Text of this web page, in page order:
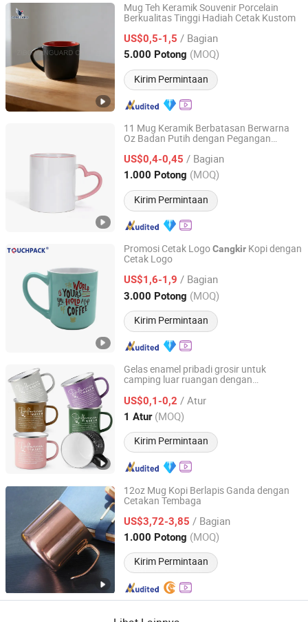
Mug Teh Keramik Souvenir Porcelain
Berkualitas Tinggi Hadiah Cetak Kustom
US$0,5-1,5 / Bagian
5.000 Potong (MOQ)
Kirim Permintaan
Zibo Vanguard Co.,Ltd
Shandong, China Harga mulai 2024
11 Mug Keramik Berbatasan Berwarna
Oz Badan Putih dengan Pegangan
untukCangkir Pasangan
US$0,4-0,45 / Bagian
1.000 Potong (MOQ)
Kirim Permintaan
Zibo Seefy Light Industrial Products Co., Ltd.
Shandong, China Harga mulai 2025
Promosi Cetak LogoCangkir Kopi dengan
Cetak Logo
US$1,6-1,9 / Bagian
3.000 Potong (MOQ)
Kirim Permintaan
Shanghai Touch Industrial Development Co., Ltd.
Shanghai, China Harga mulai 2010
Gelas enamel pribadi grosir untuk
camping luar ruangan dengan
US$0,1-0,2 / Atur
1 Atur (MOQ)
Kirim Permintaan
Xiamen Athome Household Products Co., Ltd.
Fujian, China Harga mulai 2025
12oz Mug Kopi Berlapis Ganda dengan
Cetakan Tembaga
US$3,72-3,85 / Bagian
1.000 Potong (MOQ)
Kirim Permintaan
Yongkang Heecn Stainless Steel Co., Ltd.
Zhejiang, China Harga mulai 2018